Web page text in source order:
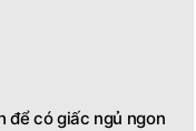
để có giấc ngủ ngon